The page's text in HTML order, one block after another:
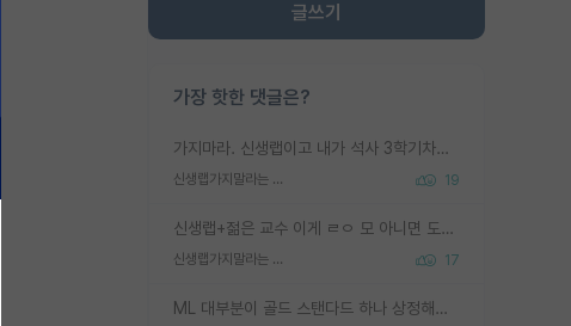
글쓰기
가장 핫한 댓글은?
가지마라. 신생랩이고 내가 석사 3학기차인데 최고참인데 나도 아무것도 모르는데 교수가 후배들 왜 논문 교육 안시키냐. 논문 왜 안 써오냐 닦달한다
신생랩가지말라는 이유가 있었구나 19
신생랩+젊은 교수 이게 ㄹㅇ 모 아니면 도인듯.
신생랩가지말라는 이유가 있었구나 17
ML 대부분이 골드 스탠다드 하나 상정해놓고 (벤치마크 데이터셋이 여러 개면 여러 개 상정) 그거 얼마나 잘 맞추나 싸움임 가끔 번뜩이는 설계 철학을 보여주는 논문들도 있지만 대부분 그거 성적 얼마나 더 올리느라에 혈안이 되어 있는 측면이 잇음